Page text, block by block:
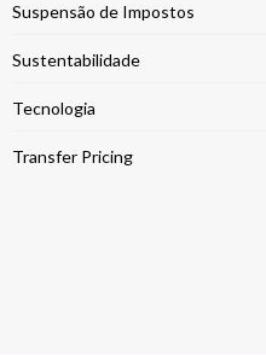
Suspensão de Impostos
Sustentabilidade
Tecnologia
Transfer Pricing